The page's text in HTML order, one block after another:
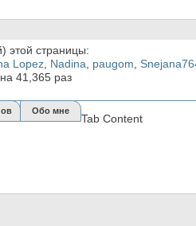
этой страницы:
Lopez Nadina paugom
41,365 раз
Обо мне
Tab Content